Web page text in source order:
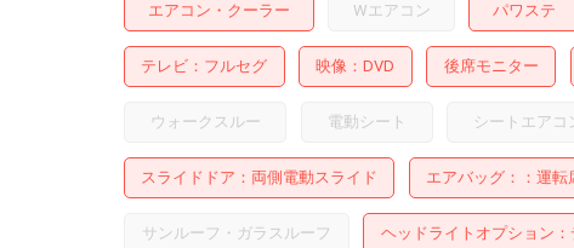
エアコン・クーラー Wエアコン パワステ
テレビ フルセグ 映像 DVD 後席モニター
ウォークスルー 電動シート シートエアコ
スライドドア 両側電動スライド エアバッグ： 運転
サンルーフ・ガラスルーフ ヘッドライトオプション